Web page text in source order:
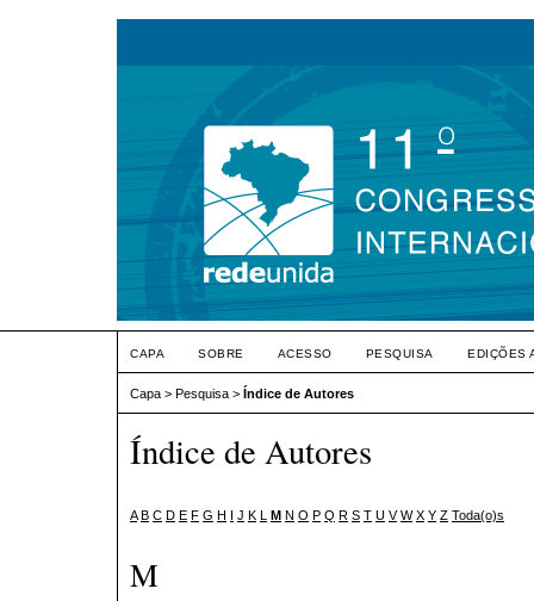
CAPA SOBRE ACESSO PESQUISA EDIÇÕES
Capa > Pesquisa > Índice de Autores
Índice de Autores
A B C D E F G H I J K L M N O P Q R S T U V W X Y Z Toda(o)s
M